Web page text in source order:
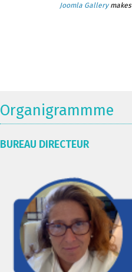
Joomla Gallerymakes
Organigrammme
BUREAU DIRECTEUR